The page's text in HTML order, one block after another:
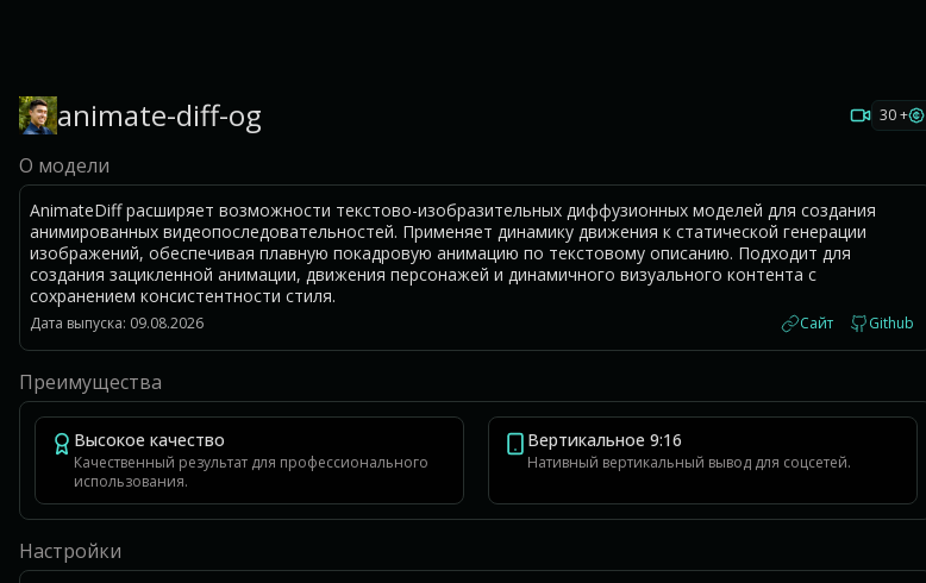
animate-diff-og 30 +
О модели
AnimateDiff расширяет возможности текстово-изобразительных диффузионных моделей для создания
анимированных видеопоследовательностей. Применяет динамику движения к статической генерации
изображений, обеспечивая плавную покадровую анимацию по текстовому описанию. Подходит для
создания зацикленной анимации, движения персонажей и динамичного визуального контента с
сохранением консистентности стиля.
Дата выпуска: 09.08.2026 Сайт Github
Преимущества
Высокое качество
Качественный результат для профессионального
использования.
Вертикальное 9:16
Нативный вертикальный вывод для соцсетей.
Настройки